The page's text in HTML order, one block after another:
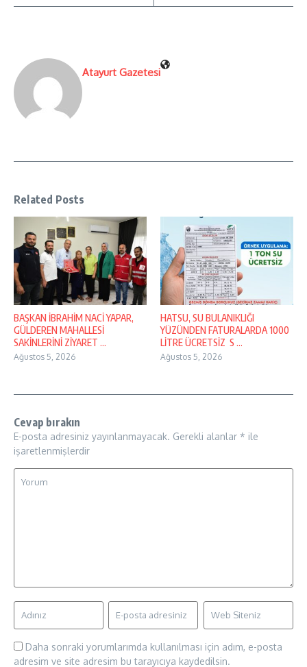
Atayurt Gazetesi
Related Posts
BAŞKAN İBRAHİM NACİ YAPAR,
GÜLDEREN MAHALLESİ
SAKİNLERİNİ ZİYARET ...
Ağustos 5, 2026
HATSU, SU BULANIKLIĞI
YÜZÜNDEN FATURALARDA 1000
LİTRE ÜCRETSİZ S ...
Ağustos 5, 2026
Cevap bırakın
E-posta adresiniz yayınlanmayacak. Gerekli alanlar * ile
işaretlenmişlerdir
Daha sonraki yorumlarımda kullanılması için adım, e-posta
adresim ve site adresim bu tarayıcıya kaydedilsin.